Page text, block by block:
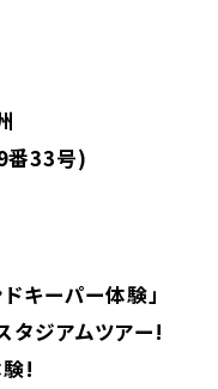
番33号)
キーパー体験」
タジアムツアー!
!